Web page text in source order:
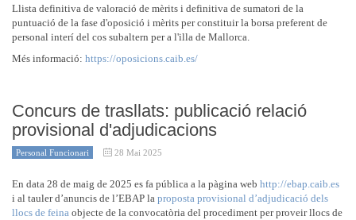
Llista definitiva de valoració de mèrits i definitiva de sumatori de la
puntuació de la fase d'oposició i mèrits per constituir la borsa preferent de
personal interí del cos subaltern per a l'illa de Mallorca.
Més informació: https://oposicions.caib.es/
Concurs de trasllats: publicació relació
provisional d'adjudicacions
Personal Funcionari 28 Mai 2025
En data 28 de maig de 2025 es fa pública a la pàgina web http://ebap.caib.es
i al tauler d’anuncis de l’EBAP la proposta provisional d’adjudicació dels
llocs de feina objecte de la convocatòria del procediment per proveir llocs de